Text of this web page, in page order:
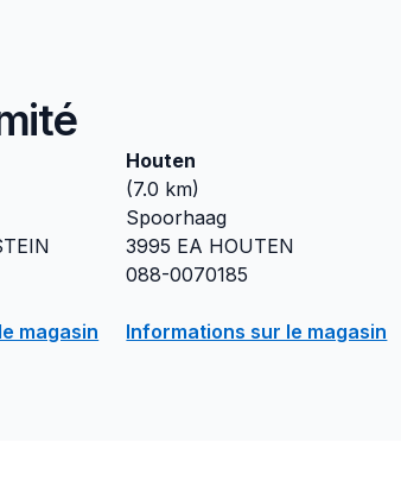
magasin
Houten
(7.0 km)
Spoorhaag
3995 EA HOUTEN
088-0070185
Informations sur le magasin